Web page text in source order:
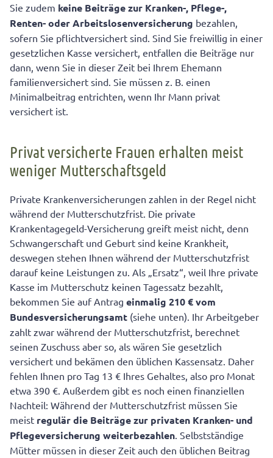
Sie zudem keine Beiträge zur Kranken-, Pflege-,
Renten- oder Arbeitslosenversicherung bezahlen,
sofern Sie pflichtversichert sind. Sind Sie freiwillig in einer
gesetzlichen Kasse versichert, entfallen die Beiträge nur
dann, wenn Sie in dieser Zeit bei Ihrem Ehemann
familienversichert sind. Sie müssen z. B. einen
Minimalbeitrag entrichten, wenn Ihr Mann privat
versichert ist.
Privat versicherte Frauen erhalten meist
weniger Mutterschaftsgeld
Private Krankenversicherungen zahlen in der Regel nicht
während der Mutterschutzfrist. Die private
Krankentagegeld-Versicherung greift meist nicht, denn
Schwangerschaft und Geburt sind keine Krankheit,
deswegen stehen Ihnen während der Mutterschutzfrist
darauf keine Leistungen zu. Als „Ersatz“, weil Ihre private
Kasse im Mutterschutz keinen Tagessatz bezahlt,
bekommen Sie auf Antrag einmalig 210€vom
Bundesversicherungsamt (siehe unten). Ihr Arbeitgeber
zahlt zwar während der Mutterschutzfrist, berechnet
seinen Zuschuss aber so, als wären Sie gesetzlich
versichert und bekämen den üblichen Kassensatz. Daher
fehlen Ihnen pro Tag 13 € Ihres Gehaltes, also pro Monat
etwa 390 €. Außerdem gibt es noch einen finanziellen
Nachteil: Während der Mutterschutzfrist müssen Sie
meist regulär die Beiträge zur privaten Kranken- und
Pflegeversicherung weiterbezahlen. Selbstständige
Mütter müssen in dieser Zeit auch den üblichen Beitrag